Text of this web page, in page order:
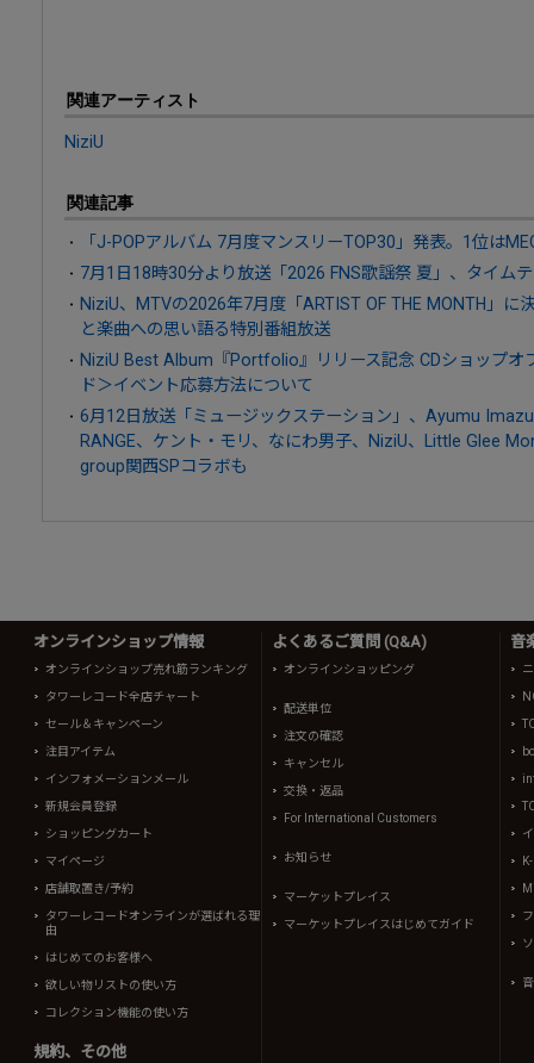
関連アーティスト
NiziU
関連記事
「J-POPアルバム 7月度マンスリーTOP30」発表。1位は
7月1日18時30分より放送「2026 FNS歌謡祭 夏」、タイム
NiziU、MTVの2026年7月度「ARTIST OF THE MONTH」に
と楽曲への思い語る特別番組放送
NiziU Best Album『Portfolio』リリース記念 CDショップオ
ド＞イベント応募方法について
6月12日放送「ミュージックステーション」、Ayumu
RANGE、ケント・モリ、なにわ男子、NiziU、Little Glee
group関西SPコラボも
オンラインショップ情報
オンラインショップ売れ筋ランキング
タワーレコード全店チャート
セール＆キャンペーン
注目アイテム
インフォメーションメール
新規会員登録
ショッピングカート
マイページ
店舗取置き/予約
タワーレコードオンラインが選ばれる理
由
はじめてのお客様へ
欲しい物リストの使い方
コレクション機能の使い方
規約、その他
よくあるご質問 (Q&A)
オンラインショッピング
配送単位
注文の確認
キャンセル
交換・返品
For International Customers
お知らせ
マーケットプレイス
マーケットプレイスはじめてガイド
音